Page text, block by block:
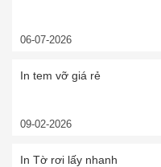
06-07-2026
In tem vỡ giá rẻ
09-02-2026
In Tờ rơi lấy nhanh